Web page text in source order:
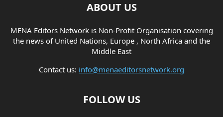
ABOUT US
MENA Editors Network is Non-Profit Organisation covering
the news of United Nations, Europe , North Africa and the
Middle East
Contact us: info@menaeditorsnetwork.org
FOLLOW US